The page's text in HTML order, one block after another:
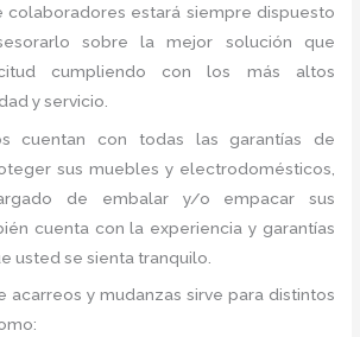
colaboradores estará siempre dispuesto
sobre la mejor solución que
cumpliendo con los más altos
y servicio.
cuentan con todas las garantías de
sus muebles y electrodomésticos,
de embalar y/o empacar sus
cuenta con la experiencia y garantías
usted se sienta tranquilo.
acarreos y mudanzas sirve para distintos